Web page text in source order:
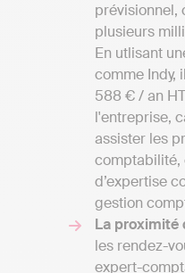
prévisionnel,
plusieurs
En utlisant
comme Indy,
588 € / an
l'entreprise,
assister les
comptabilité,
d’expertise
gestion
La proximité
les rendez-
expert-